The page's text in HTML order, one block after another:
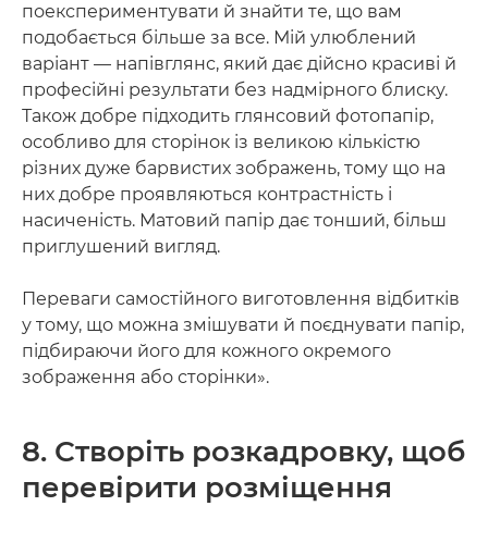
поекспериментувати й знайти те, що вам
подобається більше за все. Мій улюблений
варіант — напівглянс, який дає дійсно красиві й
професійні результати без надмірного блиску.
Також добре підходить глянсовий фотопапір,
особливо для сторінок із великою кількістю
різних дуже барвистих зображень, тому що на
них добре проявляються контрастність і
насиченість. Матовий папір дає тонший, більш
приглушений вигляд.
Переваги самостійного виготовлення відбитків
у тому, що можна змішувати й поєднувати папір,
підбираючи його для кожного окремого
зображення або сторінки».
8. Створіть розкадровку, щоб
перевірити розміщення